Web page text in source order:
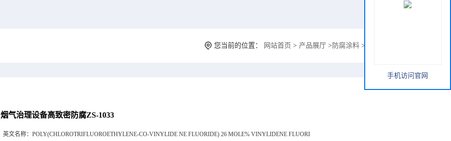
您当前的位置： 网站首页 > 产品展厅 > 防腐涂料 >
烟气治理设备高致密防腐ZS-1033
英文名称： POLY(CHLOROTRIFLUOROETHYLENE-CO-VINYLIDE NE FLUORIDE) 26 MOLE% VINYLIDENE FLUORI
手机访问官网